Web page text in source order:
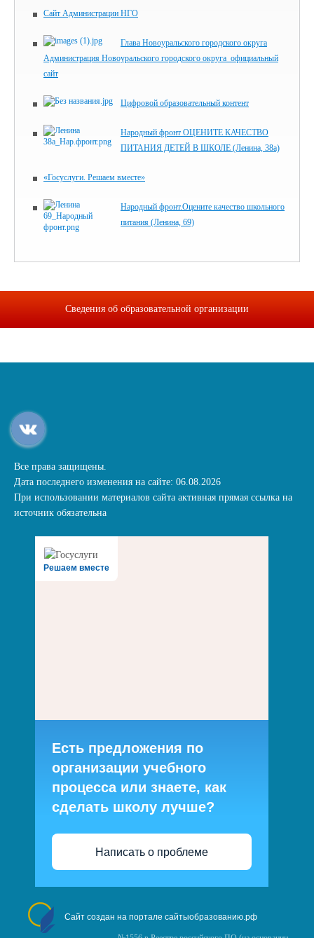
Сайт Администрации НГО
Глава Новоуральского городского округа
Администрация Новоуральского городского округа_официальный
сайт
Цифровой образовательный контент
Народный фронт ОЦЕНИТЕ КАЧЕСТВО
ПИТАНИЯ ДЕТЕЙ В ШКОЛЕ (Ленина, 38а)
«Госуслуги. Решаем вместе»
Народный фронт.Оцените качество школьного
питания (Ленина, 69)
Сведения об образовательной организации
Все права защищены.
Дата последнего изменения на сайте: 06.08.2026
При использовании материалов сайта активная прямая ссылка на
источник обязательна
Решаем вместе
Есть предложения по
организации учебного
процесса или знаете, как
сделать школу лучше?
Написать о проблеме
Сайт создан на портале сайтыобразованию.рф